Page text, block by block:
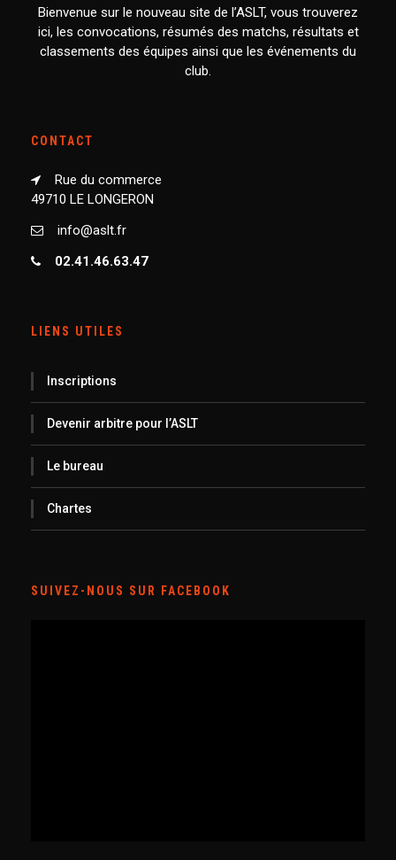
Bienvenue sur le nouveau site de l’ASLT, vous trouverez
ici, les convocations, résumés des matchs, résultats et
classements des équipes ainsi que les événements du
club.
CONTACT
Rue du commerce
49710 LE LONGERON
info@aslt.fr
02.41.46.63.47
LIENS UTILES
Inscriptions
Devenir arbitre pour l’ASLT
Le bureau
Chartes
SUIVEZ-NOUS SUR FACEBOOK